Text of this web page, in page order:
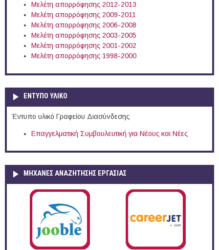
Μελέτη απορρόφησης 2012-2013
Μελέτη απορρόφησης 2009-2011
Μελέτη απορρόφησης 2006-2008
Μελέτη απορρόφησης 2003-2005
Μελέτη απορρόφησης 2001-2002
Μελέτη απορρόφησης 1998-2000
ΕΝΤΥΠΟ ΥΛΙΚΟ
Έντυπο υλικό Γραφείου Διασύνδεσης
Επαγγελματική Συμβουλευτική για Νέους και Νέες
ΜΗΧΑΝΕΣ ΑΝΑΖΗΤΗΣΗΣ ΕΡΓΑΣΙΑΣ